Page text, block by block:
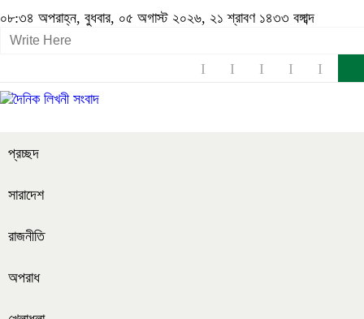
০৮:৩৪ অপরাহ্ন, বুধবার, ০৫ অগাস্ট ২০২৬, ২১ শ্রাবণ ১৪৩৩ বঙ্গাব্দ
প্রচ্ছদ
সারাদেশ
রাজনীতি
অপরাধ